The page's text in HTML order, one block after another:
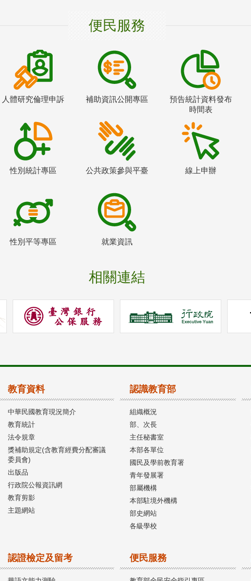
便民服務
人體研究倫理申訴 補助資訊公開專區
預告統計資料發布
時間表
性別統計專區 公共政策參與平臺 線上申辦
性別平等專區 就業資訊
相關連結
教育資料
中華民國教育現況簡介
教育統計
法令規章
獎補助規定(含教育經費分配審議
委員會)
出版品
行政院公報資訊網
教育剪影
主題網站
認識教育部
組織概況
部、次長
主任秘書室
本部各單位
國民及學前教育署
青年發展署
部屬機構
本部駐境外機構
部史網站
各級學校
認證檢定及留考 便民服務